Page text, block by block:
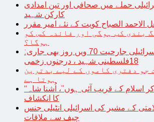
حملے میں صحافی اور تین امدادی
کارکن شہید
الصباح کویت کے نئے امیر مقرر
بندی کب ہوگی اور فائدہ کس کو
ہوگا؟
غزہ پر اسرائیلی جارحیت 70 ویں روز بھی جاری:
18فلسطینی شہید ، درجنوں زخمی
جو دفتری کاموں کے لیے بدترین
ہوتا ہے
“غزہ کے حالات دیکھ کر اسلام کے قریب آئی ہوں”، اُشنا شاہ
کا انکشاف
کے مشیر کی اسرائیلی انٹیلی جنس
چیف سے ملاقات